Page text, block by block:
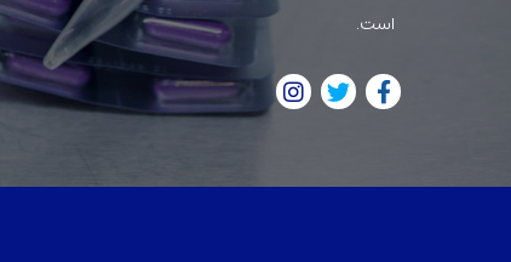
است.